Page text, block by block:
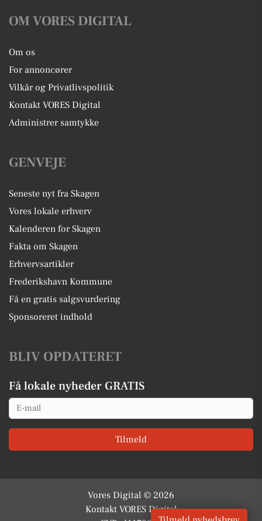
OM VORES DIGITAL
Om os
For annoncører
Vilkår og Privatlivspolitik
Kontakt VORES Digital
Administrer samtykke
GENVEJE
Seneste nyt fra Skagen
Vores lokale erhverv
Kalenderen for Skagen
Fakta om Skagen
Erhvervsartikler
Frederikshavn Kommune
Få en gratis salgsvurdering
Sponsoreret indhold
BLIV OPDATERET
Få lokale nyheder GRATIS
Email
Tilmeld
Vores Digital © 2026
Kontakt VORES Digital